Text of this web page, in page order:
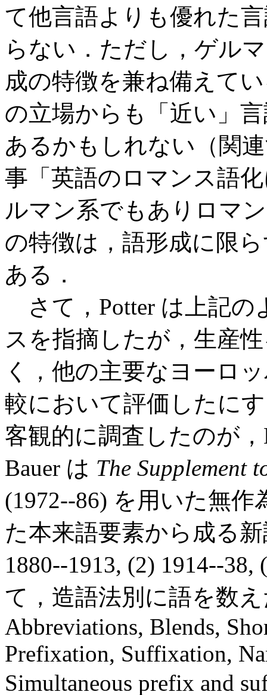
て他言語よりも優れた
らない．ただし，ゲル
成の特徴を兼ね備えて
の立場からも「近い」
あるかもしれない（関
事「英語のロマンス語
ルマン系でもありロマ
の特徴は，語形成に限
ある．
さて，Potter は上記の
スを指摘したが，生産
く，他の主要なヨーロ
較において評価したに
客観的に調査したのが，
Bauer は The Supplement
(1972--86) を用いた無
た本来語要素から成る
1880--1913, (2) 1914--
て，造語法別に語を数
Abbreviations, Blends,
Prefixation, Suffixation,
Simultaneous prefix and